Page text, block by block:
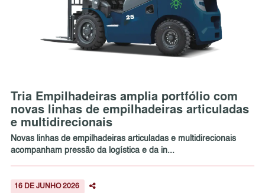
Tria Empilhadeiras amplia portfólio com
novas linhas de empilhadeiras articuladas
e multidirecionais
Novas linhas de empilhadeiras articuladas e multidirecionais
acompanham pressão da logística e da in...
16 DE JUNHO 2026